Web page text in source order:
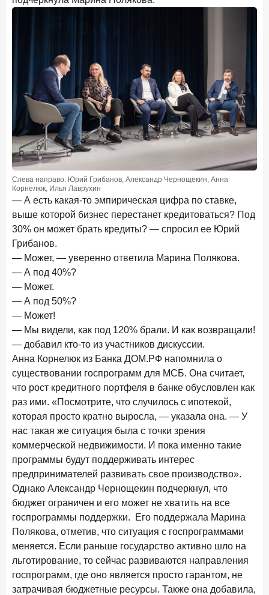
Слева направо: Юрий Грибанов, Александр Чернощекин, Анна
Корнелюк, Илья Лаврухин
— А есть какая-то эмпирическая цифра по ставке,
выше которой бизнес перестанет кредитоваться? Под
30% он может брать кредиты? — спросил ее Юрий
Грибанов.
— Может, — уверенно ответила Марина Полякова.
— А под 40%?
— Может.
— А под 50%?
— Может!
— Мы видели, как под 120% брали. И как возвращали!
— добавил кто-то из участников дискуссии.
Анна Корнелюк из Банка ДОМ.РФ напомнила о
существовании госпрограмм для МСБ. Она считает,
что рост кредитного портфеля в банке обусловлен как
раз ими. «Посмотрите, что случилось с ипотекой,
которая просто кратно выросла, — указала она. — У
нас такая же ситуация была с точки зрения
коммерческой недвижимости. И пока именно такие
программы будут поддерживать интерес
предпринимателей развивать свое производство».
Однако Александр Чернощекин подчеркнул, что
бюджет ограничен и его может не хватить на все
госпрограммы поддержки. Его поддержала Марина
Полякова, отметив, что ситуация с госпрограммами
меняется. Если раньше государство активно шло на
льготирование, то сейчас развиваются направления
госпрограмм, где оно является просто гарантом, не
затрачивая бюджетные ресурсы. Также она добавила,